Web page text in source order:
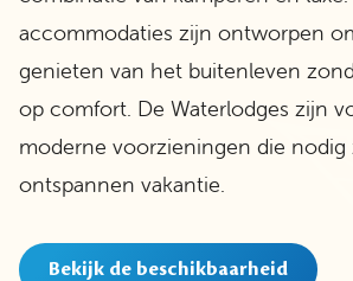
accommodaties zijn ontworpen
genieten van het buitenleven
op comfort. De Waterlodges zijn
moderne voorzieningen die nodig
ontspannen vakantie.
Bekijk de beschikbaarheid